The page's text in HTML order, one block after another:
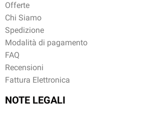
Offerte
Chi Siamo
Spedizione
Modalità di pagamento
FAQ
Recensioni
Fattura Elettronica
NOTE LEGALI